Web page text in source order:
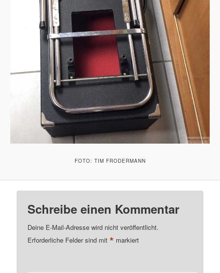
FOTO: TIM FRODERMANN
Schreibe einen Kommentar
Deine E-Mail-Adresse wird nicht veröffentlicht.
Erforderliche Felder sind mit* markiert